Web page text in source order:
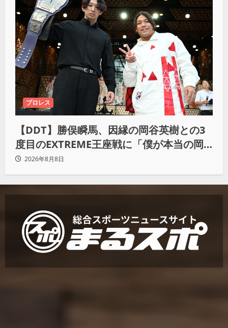
プロレス
【DDT】勝俣瞬馬、因縁の岡谷英樹との3
度目のEXTREME王座戦に「僕が本当の岡
谷英樹を引き出して獲りたい」
2026年8月8日